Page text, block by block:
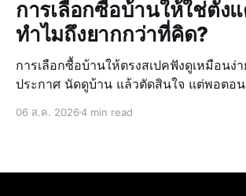
การเลือกซื้อบ้านให้ใช่ตั้ง
ทำไมถึงยากกว่าที่คิด?
การเลือกซื้อบ้านให้ตรงสเปคฟังดูเหมือนง่า
ประกาศ นัดดูบ้าน แล้วตัดสินใจ แต่พอตอน
ราคาที่ไม่ตรงกัน และไม่มั่นใจในทำเลหรือ
06 ส.ค. 20264 min read